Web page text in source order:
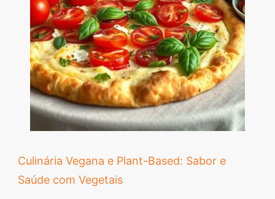
Culinária Vegana e Plant-Based: Sabor e
Saúde com Vegetais